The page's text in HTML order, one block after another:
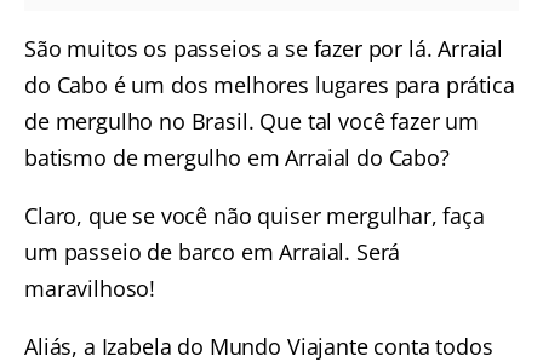
São muitos os passeios a se fazer por lá. Arraial
do Cabo é um dos melhores lugares para prática
de mergulho no Brasil. Que tal você fazer um
batismo de mergulho em Arraial do Cabo?
Claro, que se você não quiser mergulhar, faça
um passeio de barco em Arraial. Será
maravilhoso!
Aliás, a Izabela do Mundo Viajante conta todos